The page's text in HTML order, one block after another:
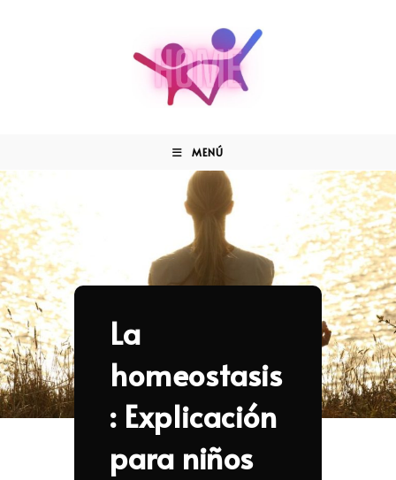
MENÚ
La
homeostasis
: Explicación
para niños